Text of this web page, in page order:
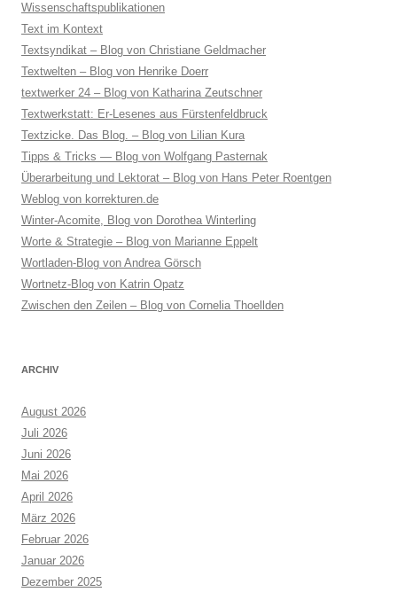
Wissenschaftspublikationen
Text im Kontext
Textsyndikat – Blog von Christiane Geldmacher
Textwelten – Blog von Henrike Doerr
textwerker 24 – Blog von Katharina Zeutschner
Textwerkstatt: Er-Lesenes aus Fürstenfeldbruck
Textzicke. Das Blog. – Blog von Lilian Kura
Tipps & Tricks — Blog von Wolfgang Pasternak
Überarbeitung und Lektorat – Blog von Hans Peter Roentgen
Weblog von korrekturen.de
Winter-Acomite, Blog von Dorothea Winterling
Worte & Strategie – Blog von Marianne Eppelt
Wortladen-Blog von Andrea Görsch
Wortnetz-Blog von Katrin Opatz
Zwischen den Zeilen – Blog von Cornelia Thoellden
ARCHIV
August 2026
Juli 2026
Juni 2026
Mai 2026
April 2026
März 2026
Februar 2026
Januar 2026
Dezember 2025